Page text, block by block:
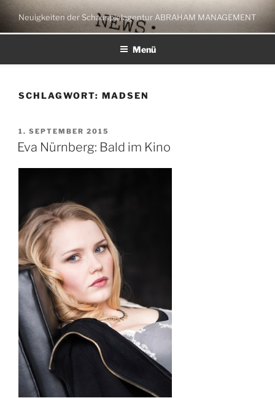
Zum
Inhalt
springen
Neuigkeiten der Schauspielagentur ABRAHAM MANAGEMENT
Menü
SCHLAGWORT: MADSEN
VERÖFFENTLICHT
AM
1. SEPTEMBER 2015
Eva Nürnberg: Bald im Kino